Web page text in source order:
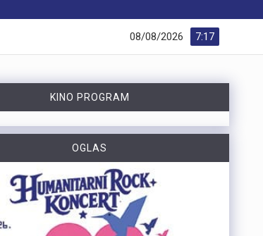
7:17
08/08/2026
KINO PROGRAM
OGLAS